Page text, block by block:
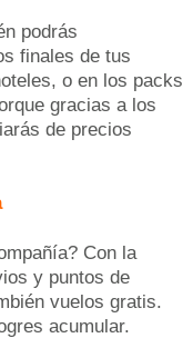
podrás
finales de tus
o en los packs
gracias a los
de precios
Con la
y puntos de
vuelos gratis.
acumular.